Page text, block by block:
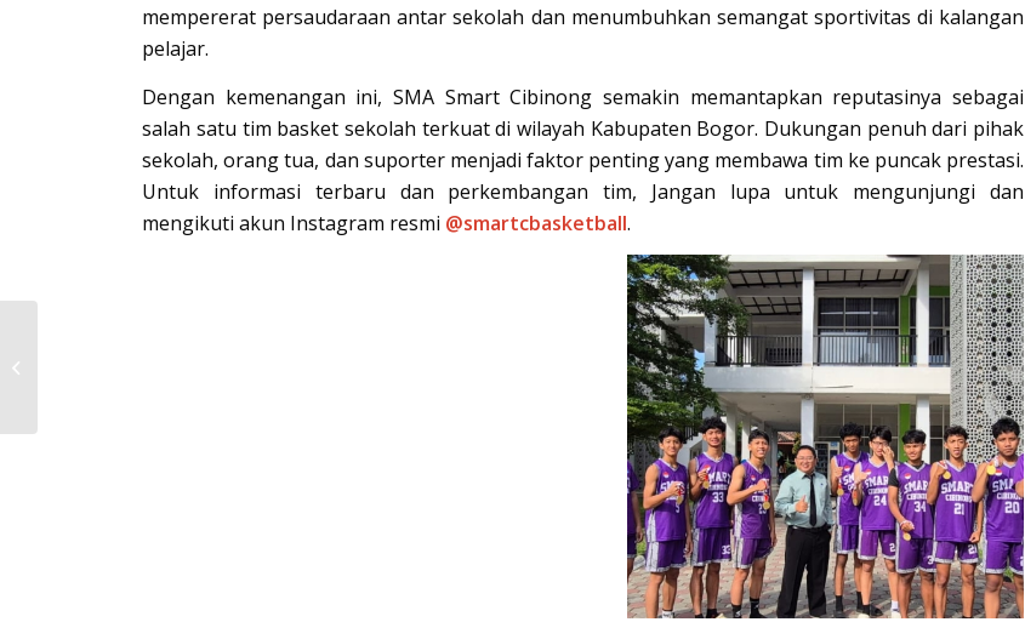
mempererat persaudaraan antar sekolah dan menumbuhkan semangat sportivitas di kalangan
pelajar.
Dengan kemenangan ini, SMA Smart Cibinong semakin memantapkan reputasinya sebagai
salah satu tim basket sekolah terkuat di wilayah Kabupaten Bogor. Dukungan penuh dari pihak
sekolah, orang tua, dan suporter menjadi faktor penting yang membawa tim ke puncak prestasi.
Untuk informasi terbaru dan perkembangan tim, Jangan lupa untuk mengunjungi dan
mengikuti akun Instagram resmi @smartcbasketball.